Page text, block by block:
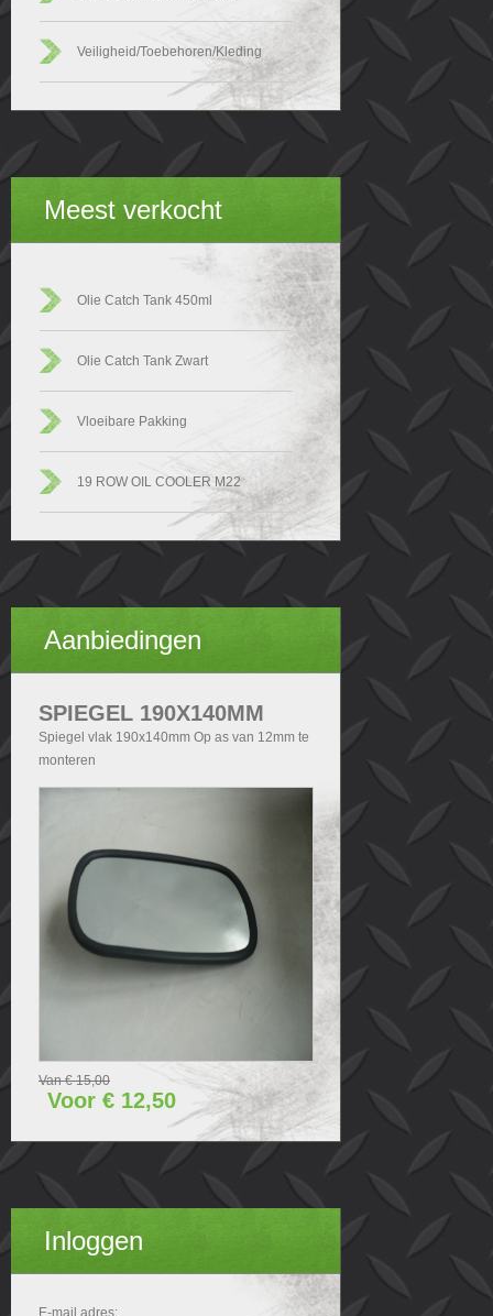
Veiligheid/Toebehoren/Kleding
Meest verkocht
Olie Catch Tank 450ml
Olie Catch Tank Zwart
Vloeibare Pakking
19 ROW OIL COOLER M22
Aanbiedingen
SPIEGEL 190X140MM
Spiegel vlak 190x140mm Op as van 12mm te
monteren
Van € 15,00
Voor € 12,50
Inloggen
E-mail adres: